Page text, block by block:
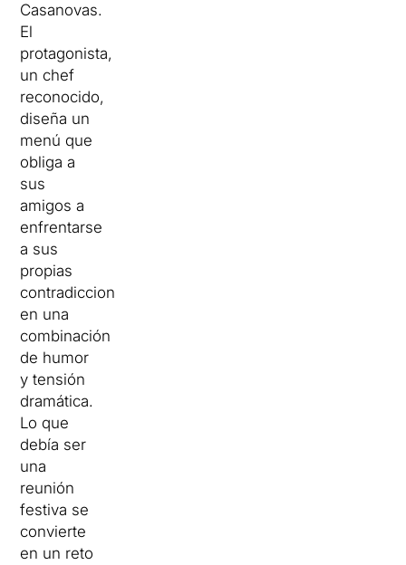
Casanovas.
El
protagonista,
un chef
reconocido,
diseña un
menú que
obliga a
sus
amigos a
enfrentarse
a sus
propias
contradicciones,
en una
combinación
de humor
y tensión
dramática.
Lo que
debía ser
una
reunión
festiva se
convierte
en un reto